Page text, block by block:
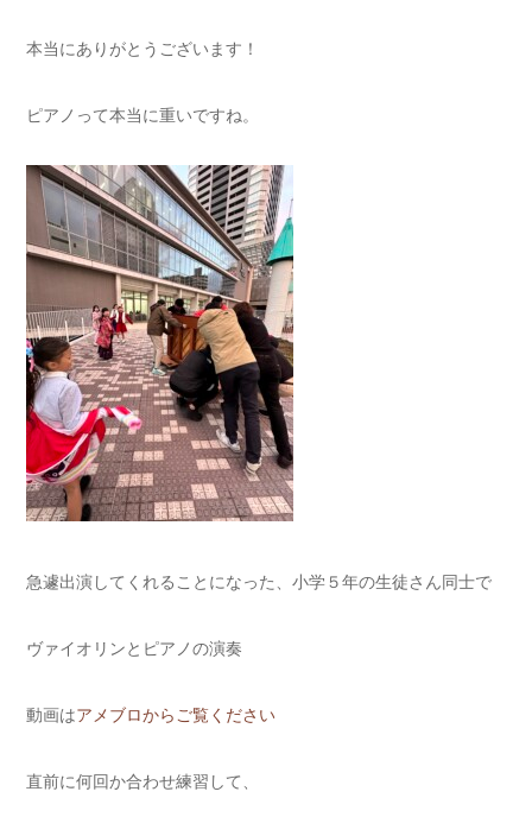
本当にありがとうございます！
ピアノって本当に重いですね。
急遽出演してくれることになった、小学５年の生徒さん同士で
ヴァイオリンとピアノの演奏
動画はアメブロからご覧ください
直前に何回か合わせ練習して、